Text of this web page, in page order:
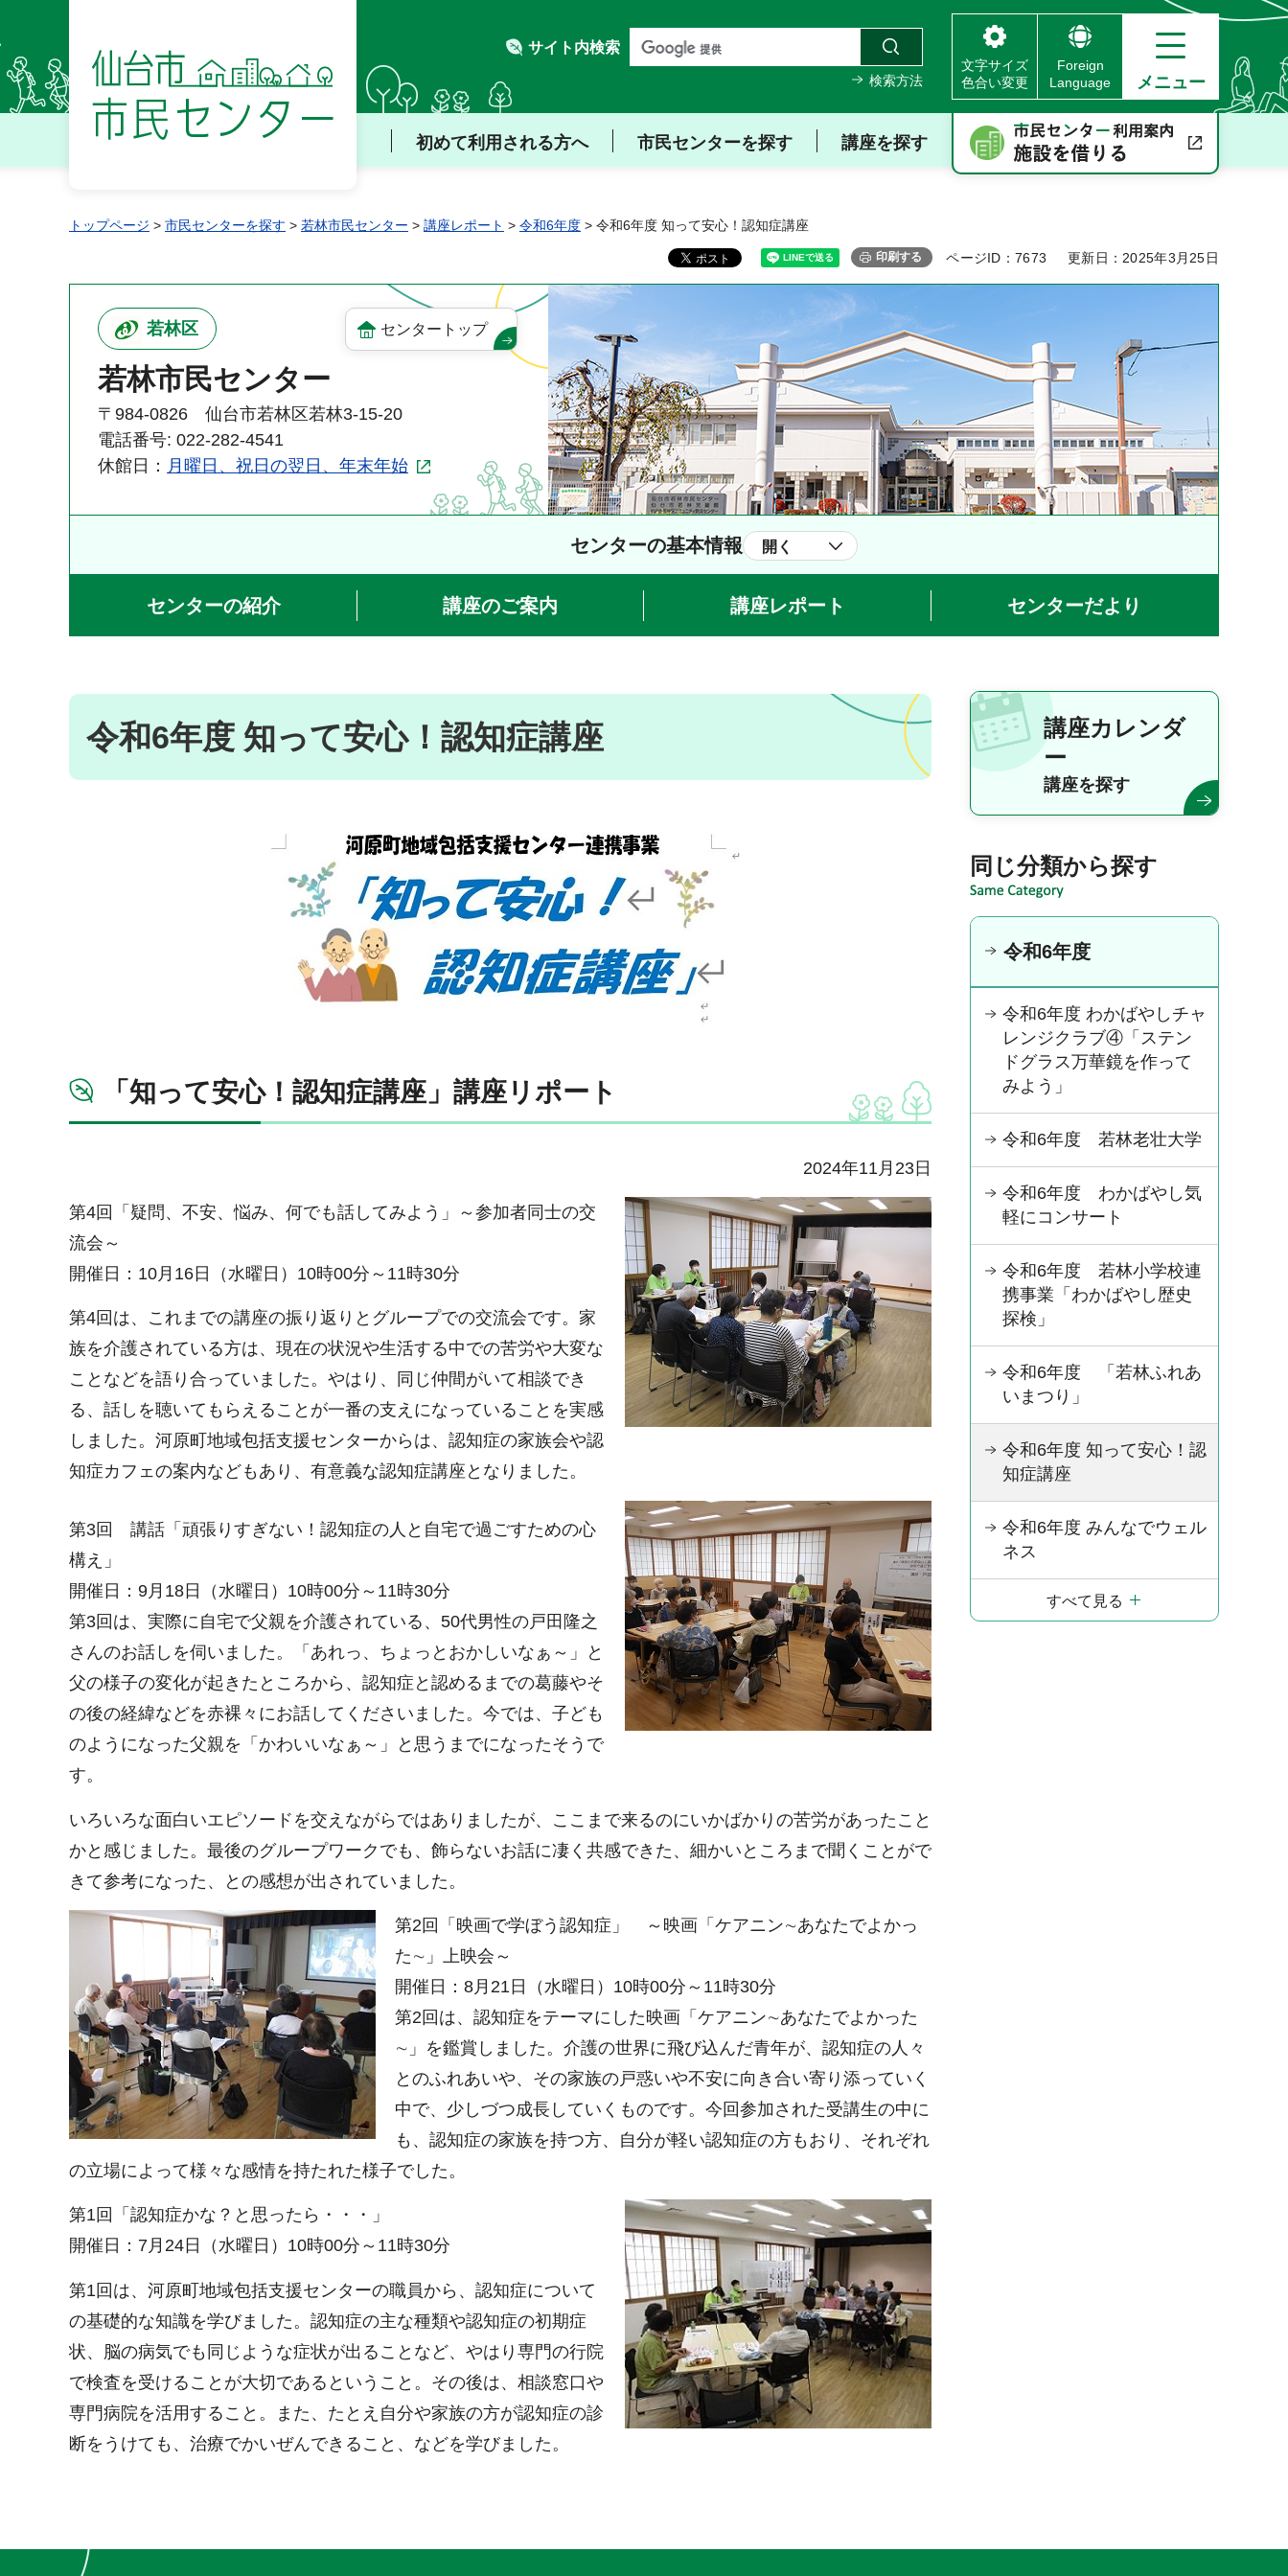
仙台市 市民センター
サイト内検索
検索方法
文字サイズ
色合い変更
Foreign
Language
メニュー
初めて利用される方へ 市民センターを探す 講座を探す
トップページ > 市民センターを探す > 若林市民センター > 講座レポート > 令和6年度 > 令和6年度 知って安心！認知症講座
印刷する ページID：7673 更新日：2025年3月25日
若林区 センタートップ
若林市民センター
〒984-0826 仙台市若林区若林3-15-20
電話番号: 022-282-4541
休館日： 月曜日、祝日の翌日、年末年始
センターの基本情報 開く
センターの紹介 講座のご案内 講座レポート センターだより
令和6年度 知って安心！認知症講座
「知って安心！認知症講座」講座リポート
2024年11月23日
第4回「疑問、不安、悩み、何でも話してみよう」～参加者同士の交
流会～
開催日：10月16日（水曜日）10時00分～11時30分
第4回は、これまでの講座の振り返りとグループでの交流会です。家
族を介護されている方は、現在の状況や生活する中での苦労や大変な
ことなどを語り合っていました。やはり、同じ仲間がいて相談でき
る、話しを聴いてもらえることが一番の支えになっていることを実感
しました。河原町地域包括支援センターからは、認知症の家族会や認
知症カフェの案内などもあり、有意義な認知症講座となりました。
第3回 講話「頑張りすぎない！認知症の人と自宅で過ごすための心
構え」
開催日：9月18日（水曜日）10時00分～11時30分
第3回は、実際に自宅で父親を介護されている、50代男性の戸田隆之
さんのお話しを伺いました。「あれっ、ちょっとおかしいなぁ～」と
父の様子の変化が起きたところから、認知症と認めるまでの葛藤やそ
の後の経緯などを赤裸々にお話してくださいました。今では、子ども
のようになった父親を「かわいいなぁ～」と思うまでになったそうで
す。
いろいろな面白いエピソードを交えながらではありましたが、ここまで来るのにいかばかりの苦労があったこと
かと感じました。最後のグループワークでも、飾らないお話に凄く共感できた、細かいところまで聞くことがで
きて参考になった、との感想が出されていました。
第2回「映画で学ぼう認知症」 ～映画「ケアニン∼あなたでよかっ
た∼」上映会～
開催日：8月21日（水曜日）10時00分～11時30分
第2回は、認知症をテーマにした映画「ケアニン∼あなたでよかった
∼」を鑑賞しました。介護の世界に飛び込んだ青年が、認知症の人々
とのふれあいや、その家族の戸惑いや不安に向き合い寄り添っていく
中で、少しづつ成長していくものです。今回参加された受講生の中に
も、認知症の家族を持つ方、自分が軽い認知症の方もおり、それぞれ
の立場によって様々な感情を持たれた様子でした。
第1回「認知症かな？と思ったら・・・」
開催日：7月24日（水曜日）10時00分～11時30分
第1回は、河原町地域包括支援センターの職員から、認知症について
の基礎的な知識を学びました。認知症の主な種類や認知症の初期症
状、脳の病気でも同じような症状が出ることなど、やはり専門の行院
で検査を受けることが大切であるということ。その後は、相談窓口や
専門病院を活用すること。また、たとえ自分や家族の方が認知症の診
断をうけても、治療でかいぜんできること、 などを学びました。
講座カレンダ
ー
講座を探す
同じ分類から探す
令和6年度
令和6年度 わかばやしチャ
レンジクラブ④「ステン
ドグラス万華鏡を作って
みよう」
令和6年度 若林老壮大学
令和6年度 わかばやし気
軽にコンサート
令和6年度 若林小学校連
携事業「わかばやし歴史
探検」
令和6年度 「若林ふれあ
いまつり」
令和6年度 知って安心！認
知症講座
令和6年度 みんなでウェル
ネス
すべて見る